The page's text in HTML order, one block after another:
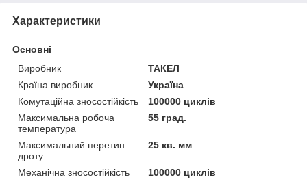
Характеристики
Основні
Виробник
ТАКЕЛ
Країна виробник
Україна
Комутаційна зносостійкість
100000 циклів
Максимальна робоча
температура
55 град.
Максимальний перетин
дроту
25 кв. мм
Механічна зносостійкість
100000 циклів